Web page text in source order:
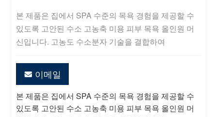
본 제품은 집에서 SPA 수준의 목욕 경험을 제공할 수
있도록 고안된 수소 고농축 미용 피부 목욕 올인원 머
신입니다. 고농도 수소분자 기술을 결합하여
이메일
본 제품은 집에서 SPA 수준의 목욕 경험을 제공할 수
있도록 고안된 수소 고농축 미용 피부 목욕 올인원 머